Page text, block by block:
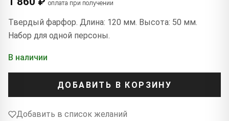
оплата при получении
Твердый фарфор. Длина: 120 мм. Высота: 50 мм.
Набор для одной персоны.
В наличии
ДОБАВИТЬ В КОРЗИНУ
Добавить в список желаний